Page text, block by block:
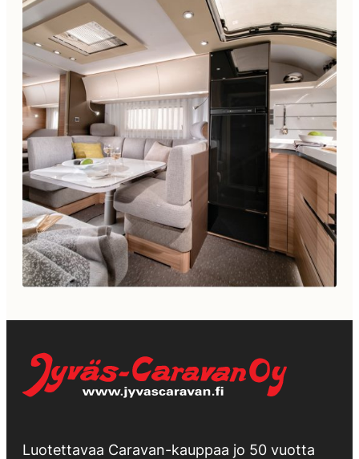
Luotettavaa Caravan-kauppaa jo 50 vuotta